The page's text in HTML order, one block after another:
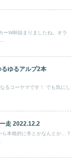
ゆるアルプ2本
ヤマです！ でも気にし
走 2022.12.2
ら本格的に冬とかなんとか…？
...